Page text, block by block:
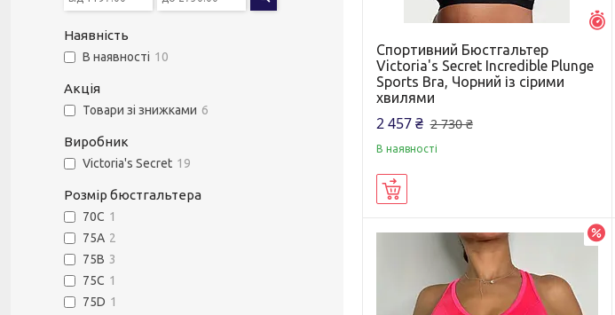
Спортивний Бюстгальтер
Victoria's Secret Incredible Plunge
Sports Bra, Чорний із сірими
хвилями
2 457 ₴ 2 730 ₴
В наявності
Наявність
В наявності 10
Акція
Товари зі знижками 6
Виробник
Victoria's Secret 19
Розмір бюстгальтера
70C 1
75A 2
75B 3
75C 1
75D 1